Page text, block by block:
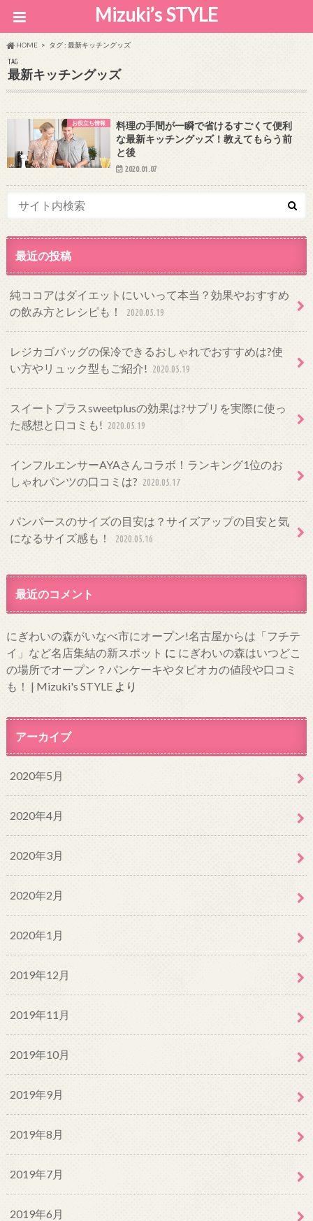
Mizuki’s STYLE
HOME タグ : 最新キッチングッズ
TAG
最新キッチングッズ
お役立ち情報
料理の手間が一瞬で省けるすごくて便利
な最新キッチングッズ！教えてもらう前
と後
2020.01.07
最近の投稿
純ココアはダイエットにいいって本当？効果やおすすめ
の飲み方とレシピも！
2020.05.19
レジカゴバッグの保冷できるおしゃれでおすすめは?使
い方やリュック型もご紹介!
2020.05.19
スイートプラスsweetplusの効果は?サプリを実際に使っ
た感想と口コミも!
2020.05.19
インフルエンサーAYAさんコラボ！ランキング1位のお
しゃれパンツの口コミは? 2020.05.17
パンパースのサイズの目安は？サイズアップの目安と気
になるサイズ感も！
2020.05.16
最近のコメント
にぎわいの森がいなべ市にオープン!名古屋からは「フチテ
イ」など名店集結の新スポット に にぎわいの森はいつどこ
の場所でオープン？パンケーキやタピオカの値段や口コミ
も！ | Mizuki's STYLEより
アーカイブ
2020年5月
2020年4月
2020年3月
2020年2月
2020年1月
2019年12月
2019年11月
2019年10月
2019年9月
2019年8月
2019年7月
2019年6月